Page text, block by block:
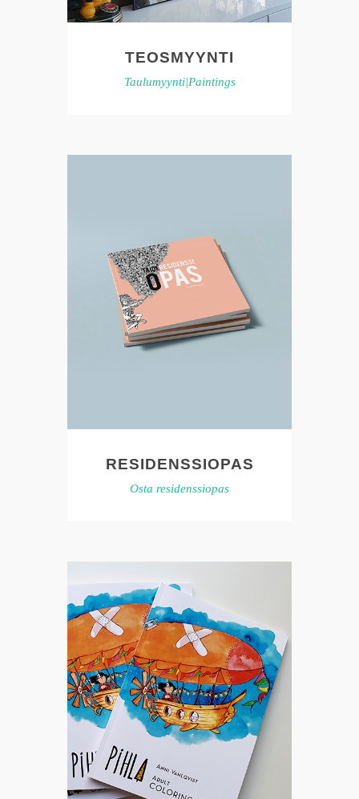
TEOSMYYNTI
Taulumyynti|Paintings
RESIDENSSIOPAS
Osta residenssiopas